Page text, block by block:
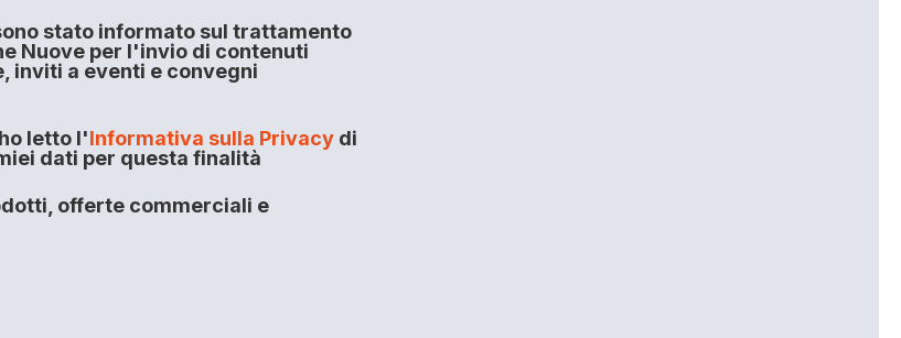
stato informato sul trattamento
Nuove per l'invio di contenuti
inviti a eventi e convegni
letto l'Informativa sulla Privacydi
dati per questa finalità
offerte commerciali e